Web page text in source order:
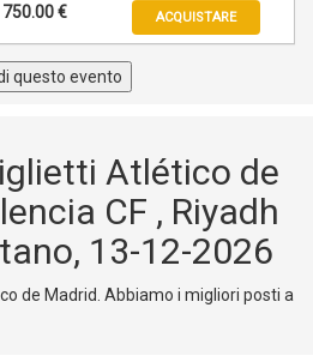
750.00 € ACQUISTARE
questo evento
Atlético de
CF , Riyadh
13-12-2026
de Madrid. Abbiamo i migliori posti a